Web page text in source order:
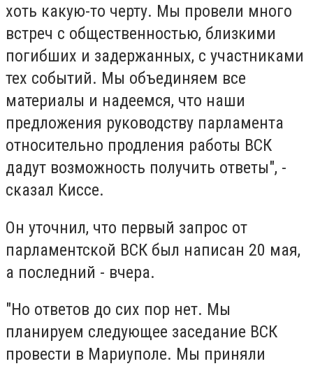
хоть какую-то черту. Мы провели много
встреч с общественностью, близкими
погибших и задержанных, с участниками
тех событий. Мы объединяем все
материалы и надеемся, что наши
предложения руководству парламента
относительно продления работы ВСК
дадут возможность получить ответы", -
сказал Киссе.
Он уточнил, что первый запрос от
парламентской ВСК был написан 20 мая,
а последний - вчера.
"Но ответов до сих пор нет. Мы
планируем следующее заседание ВСК
провести в Мариуполе. Мы приняли